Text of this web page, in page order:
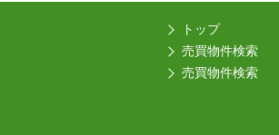
トップ
売買物件検索
売買物件検索